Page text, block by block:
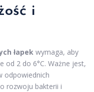
i
łapek wymaga, aby
od 2 do 6°C. Ważne jest,
odpowiednich
rozwoju bakterii i